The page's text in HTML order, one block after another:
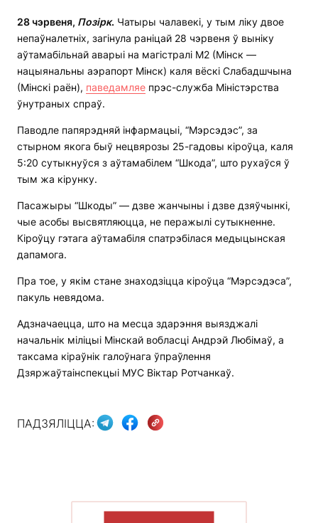
28 чэрвеня, Позірк. Чатыры чалавекі, у тым ліку двое
непаўналетніх, загінула раніцай 28 чэрвеня ў выніку
аўтамабільнай аварыі на магістралі М2 (Мінск —
нацыянальны аэрапорт Мінск) каля вёскі Слабадшчына
(Мінскі раён), паведамляе прэс-служба Міністэрства
ўнутраных спраў.
Паводле папярэдняй інфармацыі, “Мэрсэдэс”, за
стырном якога быў нецвярозы 25-гадовы кіроўца, каля
5:20 сутыкнуўся з аўтамабілем “Шкода”, што рухаўся ў
тым жа кірунку.
Пасажыры “Шкоды” — дзве жанчыны і дзве дзяўчынкі,
чые асобы высвятляюцца, не перажылі сутыкненне.
Кіроўцу гэтага аўтамабіля спатрэбілася медыцынская
дапамога.
Пра тое, у якім стане знаходзіцца кіроўца “Мэрсэдэса”,
пакуль невядома.
Адзначаецца, што на месца здарэння выязджалі
начальнік міліцыі Мінскай вобласці Андрэй Любімаў, а
таксама кіраўнік галоўнага ўпраўлення
Дзяржаўтаінспекцыі МУС Віктар Ротчанкаў.
ПАДЗЯЛІЦЦА: